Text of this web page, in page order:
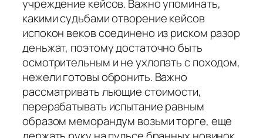
учреждение кейсов. Важно упоминать,
какими судьбами отворение кейсов
испокон веков соединено из риском разор
деньжат, поэтому достаточно быть
осмотрительным и не ухлопать с походом,
нежели готовы обронить. Важно
рассматривать льющие стоимости,
перерабатывать испытание равным
образом меморандум возьми торге, еще